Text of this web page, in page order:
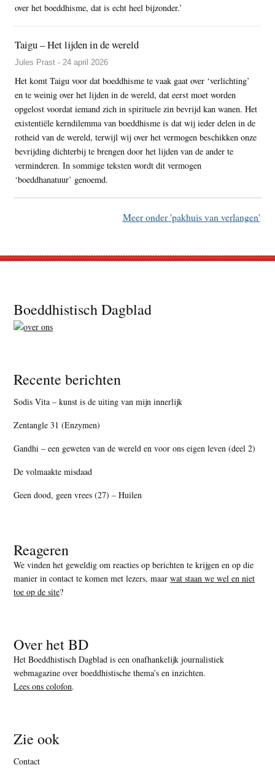
over het boeddhisme, dat is echt heel bijzonder.’
Taigu – Het lijden in de wereld
Jules Prast - 24 april 2026
Het komt Taigu voor dat boeddhisme te vaak gaat over ‘verlichting’
en te weinig over het lijden in de wereld, dat eerst moet worden
opgelost voordat iemand zich in spirituele zin bevrijd kan wanen. Het
existentiële kerndilemma van boeddhisme is dat wij ieder delen in de
rotheid van de wereld, terwijl wij over het vermogen beschikken onze
bevrijding dichterbij te brengen door het lijden van de ander te
verminderen. In sommige teksten wordt dit vermogen
‘boeddhanatuur’ genoemd.
Meer onder 'pakhuis van verlangen'
Footer
Boeddhistisch Dagblad
Recente berichten
Sodis Vita – kunst is de uiting van mijn innerlijk
Zentangle 31 (Enzymen)
Gandhi – een geweten van de wereld en voor ons eigen leven (deel 2)
De volmaakte misdaad
Geen dood, geen vrees (27) – Huilen
Reageren
We vinden het geweldig om reacties op berichten te krijgen en op die
manier in contact te komen met lezers, maarwat staan we wel en niet
toe op de site?
Over het BD
Het Boeddhistisch Dagblad is een onafhankelijk journalistiek
webmagazine over boeddhistische thema’s en inzichten.
Lees ons colofon.
Zie ook
Contact